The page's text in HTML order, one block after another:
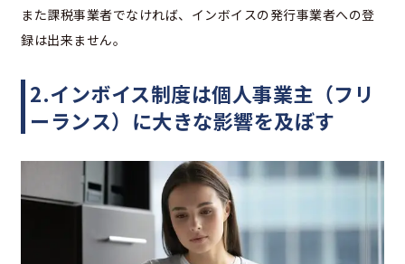
また課税事業者でなければ、インボイスの発行事業者への登
録は出来ません。
2.インボイス制度は個人事業主（フリ
ーランス）に大きな影響を及ぼす